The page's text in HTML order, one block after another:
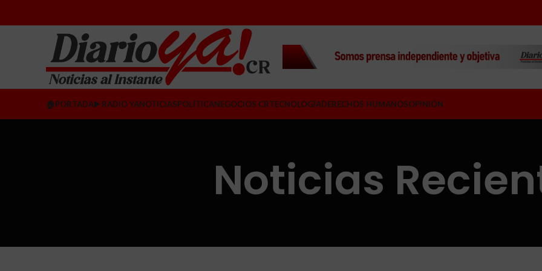
🏠PORTADA▶️ RADIO YANOTICIASPOLÍTICANEGOCIOS CRTECNOLOGÍADERECHOS HUMANOSOPINIÓN
Noticias